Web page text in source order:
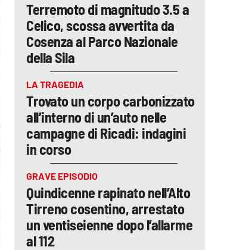
Terremoto di magnitudo 3.5 a
Celico, scossa avvertita da
Cosenza al Parco Nazionale
della Sila
LA TRAGEDIA
Trovato un corpo carbonizzato
all’interno di un’auto nelle
campagne di Ricadi: indagini
in corso
GRAVE EPISODIO
Quindicenne rapinato nell’Alto
Tirreno cosentino, arrestato
un ventiseienne dopo l’allarme
al 112